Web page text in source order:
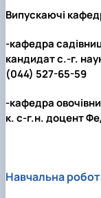
Випускаючі
-кафедра
кандидат с.-г.
(044) 527-65-59
-кафедра
к. с-г.н. доцент
Навчальна